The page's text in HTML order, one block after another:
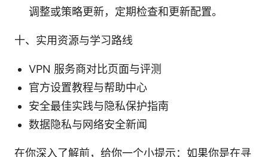
调整或策略更新，定期检查和更新配置。
十、实用资源与学习路线
VPN 服务商对比页面与评测
官方设置教程与帮助中心
安全最佳实践与隐私保护指南
数据隐私与网络安全新闻
在你深入了解前，给你一个小提示：如果你是在寻